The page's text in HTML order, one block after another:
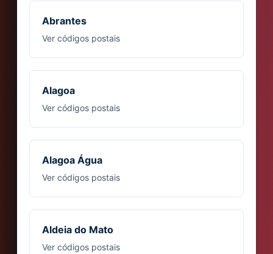
Abrantes
Ver códigos postais
Alagoa
Ver códigos postais
Alagoa Água
Ver códigos postais
Aldeia do Mato
Ver códigos postais